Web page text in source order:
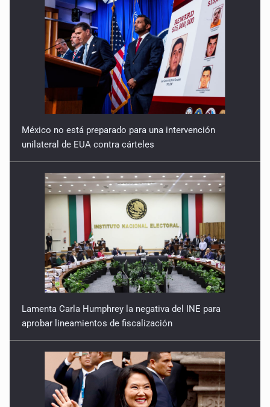
Lo que quedó del mundial
8 de Julio de 2026
Hombre es investigado por ser autor intelectual del
feminicidio de su madre
7 de Julio de 2026
A ver cuántos quedan
7 de Julio de 2026
México no está preparado para una intervención
unilateral de EUA contra cárteles
Lamenta Carla Humphrey la negativa del INE para
aprobar lineamientos de fiscalización